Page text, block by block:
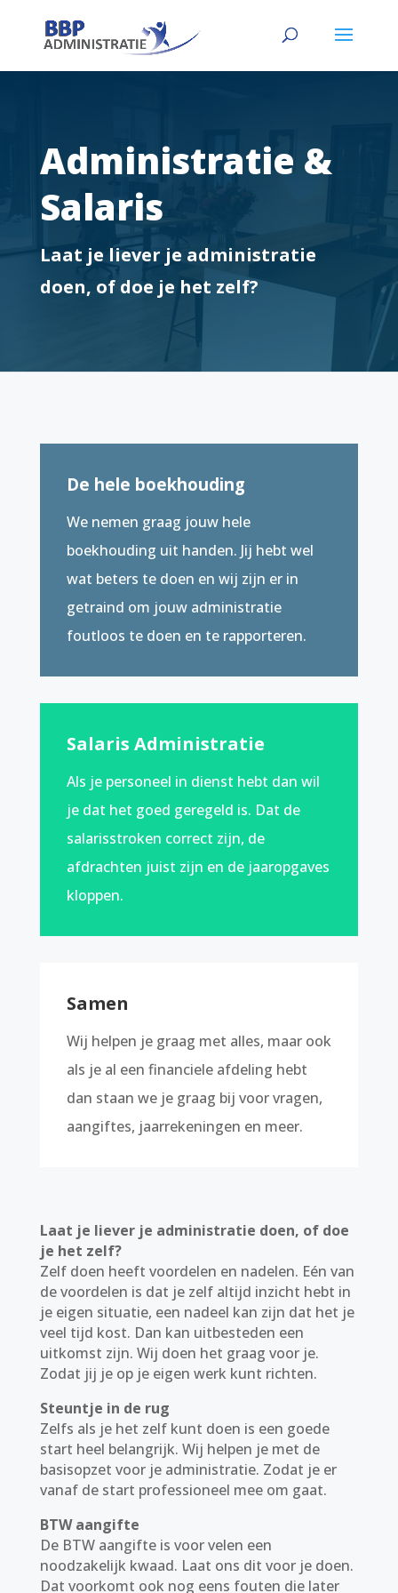
Administratie &
Salaris
Laat je liever je administratie
doen, of doe je het zelf?
De hele boekhouding
We nemen graag jouw hele
boekhouding uit handen. Jij hebt wel
wat beters te doen en wij zijn er in
getraind om jouw administratie
foutloos te doen en te rapporteren.
Salaris Administratie
Als je personeel in dienst hebt dan wil
je dat het goed geregeld is. Dat de
salarisstroken correct zijn, de
afdrachten juist zijn en de jaaropgaves
kloppen.
Samen
Wij helpen je graag met alles, maar ook
als je al een financiele afdeling hebt
dan staan we je graag bij voor vragen,
aangiftes, jaarrekeningen en meer.
Laat je liever je administratie doen, of doe
je het zelf?
Zelf doen heeft voordelen en nadelen. Eén van
de voordelen is dat je zelf altijd inzicht hebt in
je eigen situatie, een nadeel kan zijn dat het je
veel tijd kost. Dan kan uitbesteden een
uitkomst zijn. Wij doen het graag voor je.
Zodat jij je op je eigen werk kunt richten.
Steuntje in de rug
Zelfs als je het zelf kunt doen is een goede
start heel belangrijk. Wij helpen je met de
basisopzet voor je administratie. Zodat je er
vanaf de start professioneel mee om gaat.
BTW aangifte
De BTW aangifte is voor velen een
noodzakelijk kwaad. Laat ons dit voor je doen.
Dat voorkomt ook nog eens fouten die later